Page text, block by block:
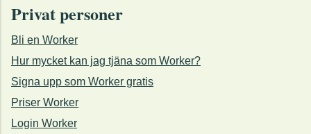
Privat personer
Bli en Worker
Hur mycket kan jag tjäna som Worker?
Signa upp som Worker gratis
Priser Worker
Login Worker